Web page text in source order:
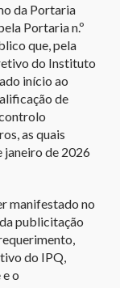
da Portaria
Portaria n.º
que, pela
do Instituto
início ao
de
as quais
janeiro de 2026
manifestado no
publicitação
do IPQ,
o